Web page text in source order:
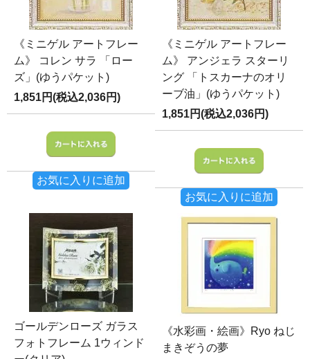
《ミニゲル アートフレー
ム》 コレン サラ 「ロー
ズ」(ゆうパケット)
1,851円(税込2,036円)
お気に入りに追加
《ミニゲル アートフレー
ム》 アンジェラ スターリ
ング 「トスカーナのオリ
ーブ油」(ゆうパケット)
1,851円(税込2,036円)
お気に入りに追加
ゴールデンローズ ガラス
フォトフレーム 1ウィンド
《水彩画・絵画》Ryo ねじ
まきぞうの夢